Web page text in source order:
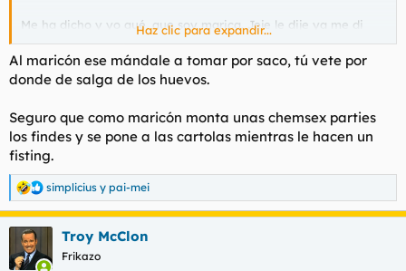
Me ha dicho y yo qué, que soy marica. Jeje le dije ya me di
cuenta desde el primer momento. Y que ser marica es normal,
ser un drogadicto no lo es.
Me dijo que eso es una enfermedad y tal y nosequé que tiene
Le dije que no quiero ser conocido como el borracho yonkarra
del barrio, que la gente se da cuenta de todo.
Pues me ha recomendadoque vaya por la
calle transitada
atrás de donde vivo, que suele estar casi vacia. No sé la lógica
Haz clic para expandir...
Al maricón ese mándale a tomar por saco, tú vete por
donde de salga de los huevos.
Seguro que como maricón monta unas chemsex parties
los findes y se pone a las cartolas mientras le hacen un
fisting.
R
e
a
c
i
simplicius y pai-mei
Troy McClon
Frikazo